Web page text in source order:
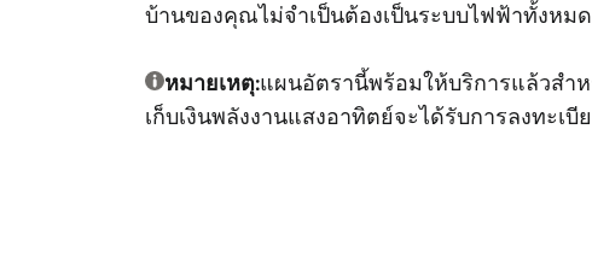
บ้านของคุณไม่จําเป็นต้องเป็นระบบไฟฟ้าทั้งห
หมายเหตุ:แผนอัตรานี้พร้อมให้บริการแล้วสํา
เก็บเงินพลังงานแสงอาทิตย์จะได้รับการลงทะ